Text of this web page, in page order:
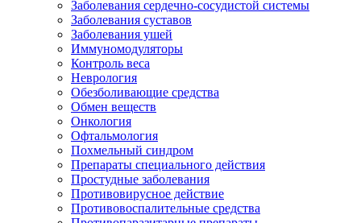
Заболевания сердечно-сосудистой системы
Заболевания суставов
Заболевания ушей
Иммуномодуляторы
Контроль веса
Неврология
Обезболивающие средства
Обмен веществ
Онкология
Офтальмология
Похмельный синдром
Препараты специального действия
Простудные заболевания
Противовирусное действие
Противовоспалительные средства